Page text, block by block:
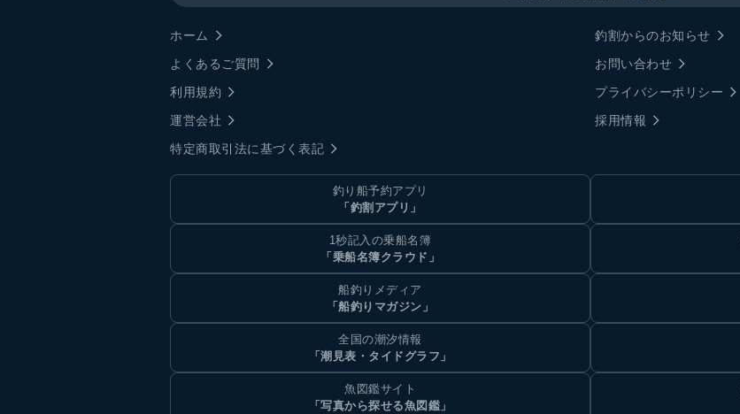
ホーム
釣割からのお知らせ
よくあるご質問
お問い合わせ
利用規約
プライバシーポリシー
運営会社
採用情報
特定商取引法に基づく表記
釣り船予約アプリ
「釣割アプリ」
1秒記入の乗船名簿
「乗船名簿クラウド」
船釣りメディア
「船釣りマガジン」
全国の潮汐情報
「潮見表・タイドグラフ」
魚図鑑サイト
「写真から探せる魚図鑑」